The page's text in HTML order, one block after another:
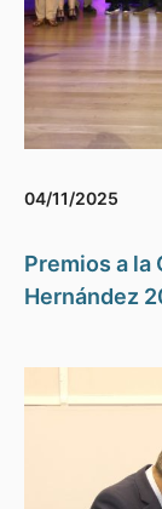
04/11/2025
Premios a la
Hernández